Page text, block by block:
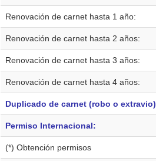
Renovación de carnet hasta 1 año:
Renovación de carnet hasta 2 años:
Renovación de carnet hasta 3 años:
Renovación de carnet hasta 4 años:
Duplicado de carnet (robo o extravio)
Permiso Internacional:
(*) Obtención permisos